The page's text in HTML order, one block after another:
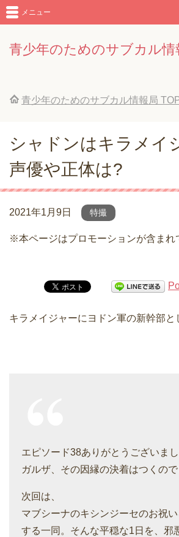
青少年のためのサブカル情
メニュー
青少年のためのサブカル情報局
シャドンはキラメイ
声優や正体は?
2021年1月9日 特撮
※本ページはプロモーションが含まれ
キラメイジャーにヨドン軍の新幹部と
エピソード38ありがとうございま
ガルザ、その因縁の決着はつくの
次回は、
マブシーナのキシンジーセのお祝
する一同。そんな平穏な1日を、邪